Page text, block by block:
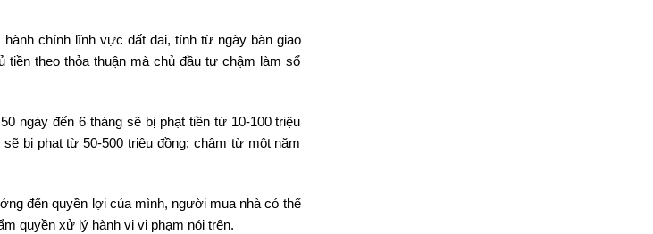
chính lĩnh vực đất đai, tính từ ngày bàn giao
theo thỏa thuận mà chủ đầu tư chậm làm sổ
ngày đến 6 tháng sẽ bị phạt tiền từ 10-100 triệu
bị phạt từ 50-500 triệu đồng; chậm từ một năm
đến quyền lợi của mình, người mua nhà có thể
quyền xử lý hành vi vi phạm nói trên.